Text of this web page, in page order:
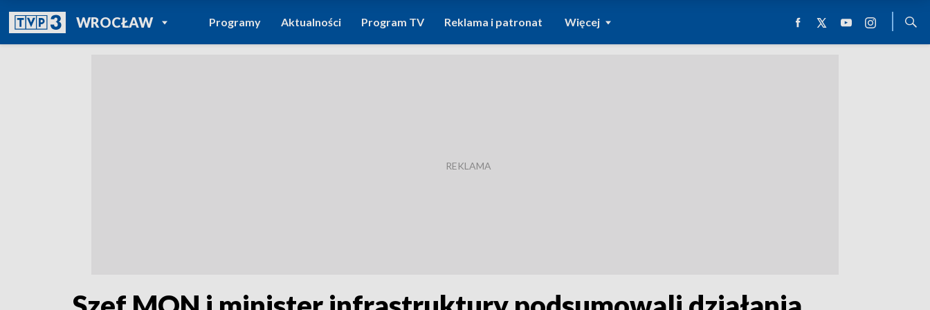
WROCŁAWPOWRÓT DO
TVP REGIONY
Programy Aktualności Program TV Reklama i patronat Więcej